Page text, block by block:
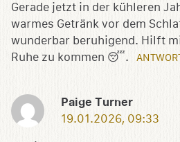
Gerade jetzt in der kühleren
warmes Getränk vor dem
wunderbar beruhigend. Hilft
Ruhe zu kommen 😴.
Paige Turner
19.01.2026, 09:33